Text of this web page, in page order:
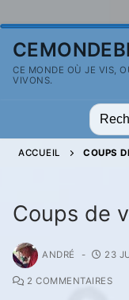
contenu
CE MONDE OÙ JE VIS,
VIVONS.
:
ACCUEIL COUPS
Coups de
ANDRÉ - 23
2 COMMENTAIRES